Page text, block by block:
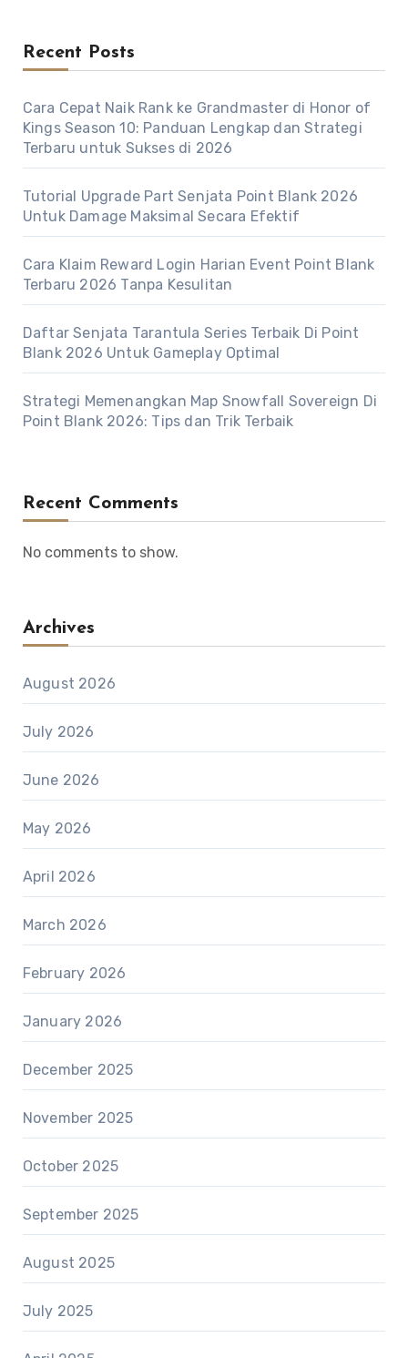
Recent Posts
Cara Cepat Naik Rank ke Grandmaster di Honor of
Kings Season 10: Panduan Lengkap dan Strategi
Terbaru untuk Sukses di 2026
Tutorial Upgrade Part Senjata Point Blank 2026
Untuk Damage Maksimal Secara Efektif
Cara Klaim Reward Login Harian Event Point Blank
Terbaru 2026 Tanpa Kesulitan
Daftar Senjata Tarantula Series Terbaik Di Point
Blank 2026 Untuk Gameplay Optimal
Strategi Memenangkan Map Snowfall Sovereign Di
Point Blank 2026: Tips dan Trik Terbaik
Recent Comments
No comments to show.
Archives
August 2026
July 2026
June 2026
May 2026
April 2026
March 2026
February 2026
January 2026
December 2025
November 2025
October 2025
September 2025
August 2025
July 2025